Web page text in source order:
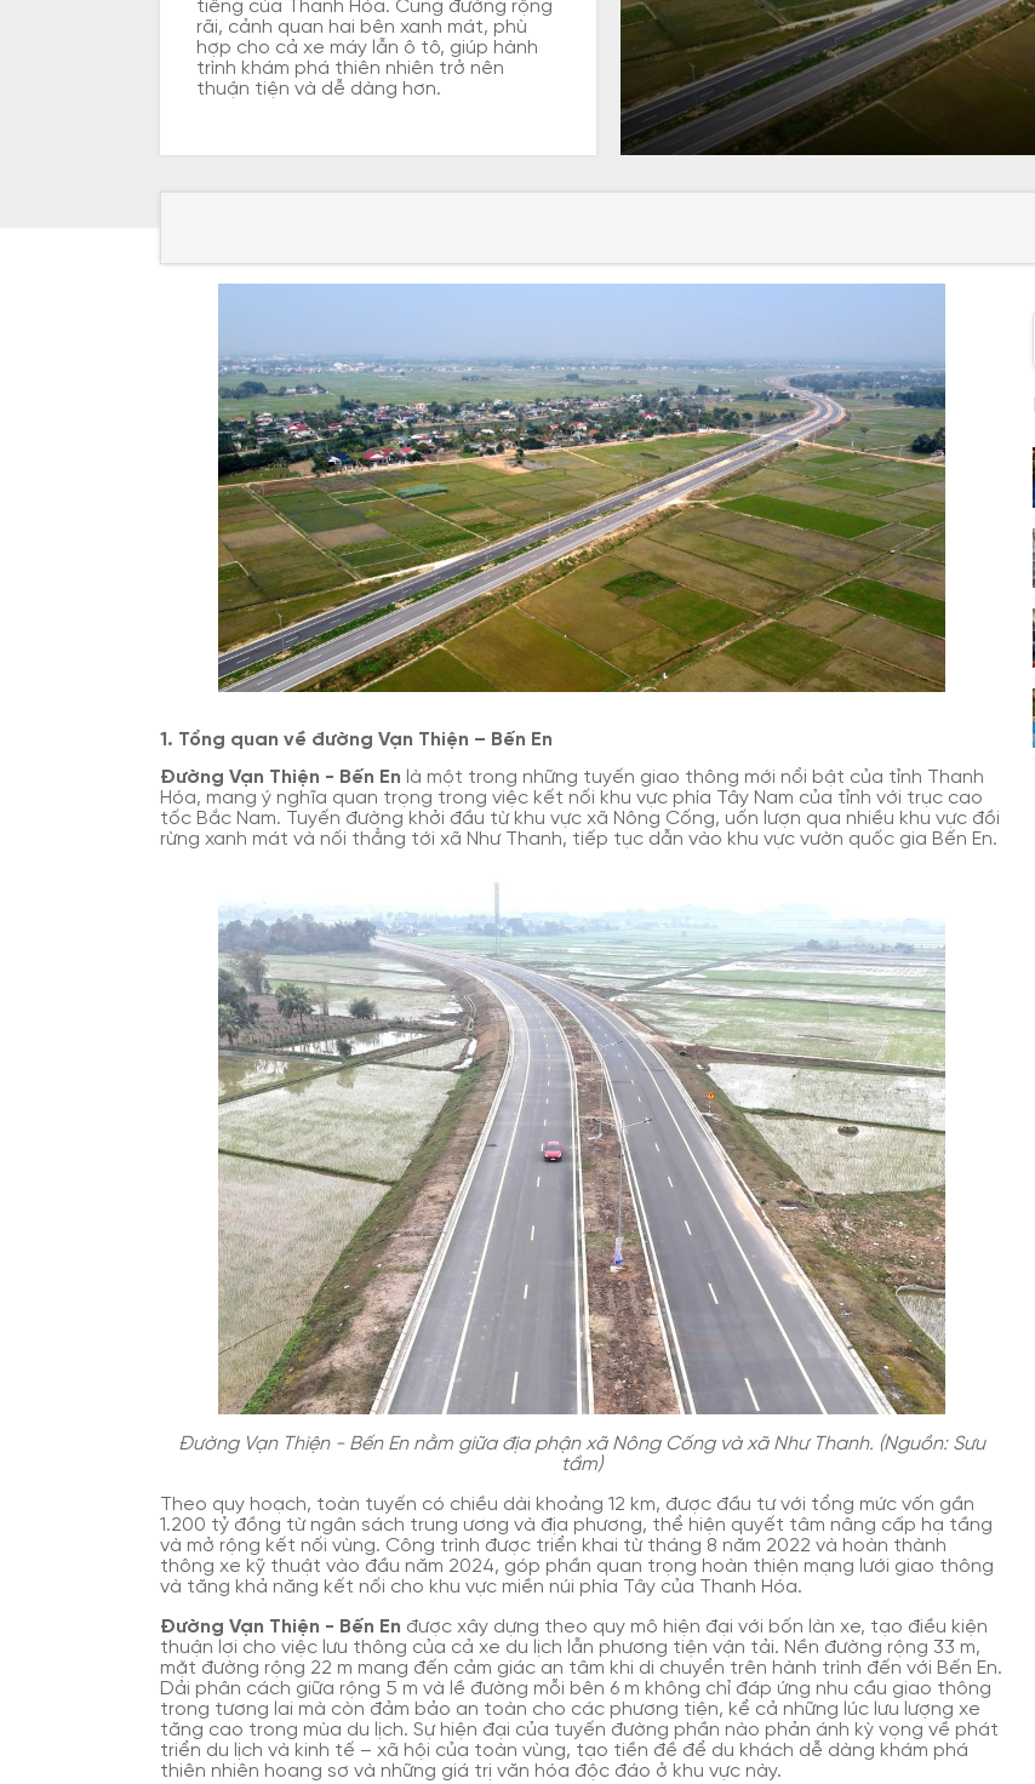
tiếng của Thanh Hóa. Cung đường rộng
rãi, cảnh quan hai bên xanh mát, phù
hợp cho cả xe máy lẫn ô tô, giúp hành
trình khám phá thiên nhiên trở nên
thuận tiện và dễ dàng hơn.
1. Tổng quan về đường Vạn Thiện – Bến En
Đường Vạn Thiện - Bến En là một trong những tuyến giao thông mới nổi bật của tỉnh Thanh
Hóa, mang ý nghĩa quan trọng trong việc kết nối khu vực phía Tây Nam của tỉnh với trục cao
tốc Bắc Nam. Tuyến đường khởi đầu từ khu vực xã Nông Cống, uốn lượn qua nhiều khu vực đồi
rừng xanh mát và nối thẳng tới xã Như Thanh, tiếp tục dẫn vào khu vực vườn quốc gia Bến En.
Đường Vạn Thiện - Bến En nằm giữa địa phận xã Nông Cống và xã Như Thanh. (Nguồn: Sưu
tầm)
Theo quy hoạch, toàn tuyến có chiều dài khoảng 12 km, được đầu tư với tổng mức vốn gần
1.200 tỷ đồng từ ngân sách trung ương và địa phương, thể hiện quyết tâm nâng cấp hạ tầng
và mở rộng kết nối vùng. Công trình được triển khai từ tháng 8 năm 2022 và hoàn thành
thông xe kỹ thuật vào đầu năm 2024, góp phần quan trọng hoàn thiện mạng lưới giao thông
và tăng khả năng kết nối cho khu vực miền núi phía Tây của Thanh Hóa.
Đường Vạn Thiện - Bến En được xây dựng theo quy mô hiện đại với bốn làn xe, tạo điều kiện
thuận lợi cho việc lưu thông của cả xe du lịch lẫn phương tiện vận tải. Nền đường rộng 33 m,
mặt đường rộng 22 m mang đến cảm giác an tâm khi di chuyển trên hành trình đến với Bến En.
Dải phân cách giữa rộng 5 m và lề đường mỗi bên 6 m không chỉ đáp ứng nhu cầu giao thông
trong tương lai mà còn đảm bảo an toàn cho các phương tiện, kể cả những lúc lưu lượng xe
tăng cao trong mùa du lịch. Sự hiện đại của tuyến đường phần nào phản ánh kỳ vọng về phát
triển du lịch và kinh tế – xã hội của toàn vùng, tạo tiền đề để du khách dễ dàng khám phá
thiên nhiên hoang sơ và những giá trị văn hóa độc đáo ở khu vực này.